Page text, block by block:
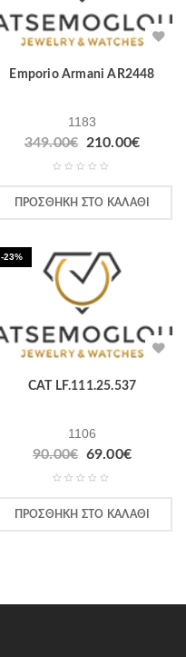
Emporio Armani AR2448
1183
349.00€ 210.00€
ΠΡΟΣΘΉΚΗ ΣΤΟ ΚΑΛΆΘΙ
-23%
CAT LF.111.25.537
1106
90.00€ 69.00€
ΠΡΟΣΘΉΚΗ ΣΤΟ ΚΑΛΆΘΙ